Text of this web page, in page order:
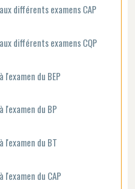
différents examens CAP
différents examens CQP
l'examen du BEP
l'examen du BP
l'examen du BT
l'examen du CAP